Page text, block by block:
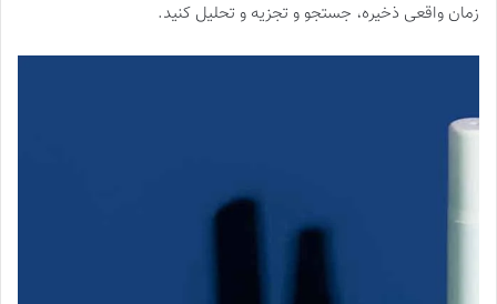
زمان واقعی ذخیره، جستجو و تجزیه و تحلیل کنید.